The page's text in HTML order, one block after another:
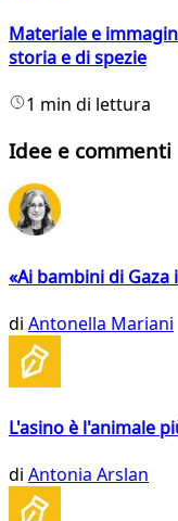
Materiale e
storia e di spezie
1 min di lettura
Idee e commenti
«Ai bambini di
di Antonella Mariani
L'asino è l'animale
di Antonia Arslan